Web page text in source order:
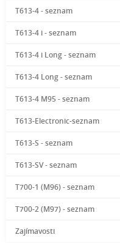
T613-4 - seznam
T613-4 i - seznam
T613-4 i Long - seznam
T613-4 Long - seznam
T613-4 M95 - seznam
T613-Electronic-seznam
T613-S - seznam
T613-SV - seznam
T700-1 (M96) - seznam
T700-2 (M97) - seznam
Zajímavosti